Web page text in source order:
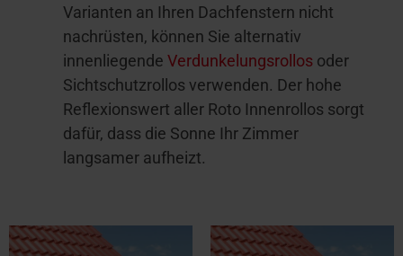
Varianten an Ihren Dachfenstern nicht
nachrüsten, können Sie alternativ
innenliegende Verdunkelungsrollos oder
Sichtschutzrollos verwenden. Der hohe
Reflexionswert aller Roto Innenrollos sorgt
dafür, dass die Sonne Ihr Zimmer
langsamer aufheizt.